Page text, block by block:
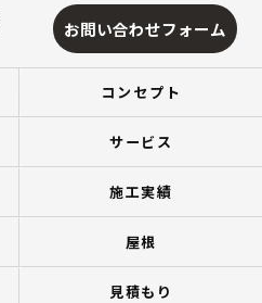
お問い合わせフォーム
コンセプト
サービス
施工実績
屋根
見積もり